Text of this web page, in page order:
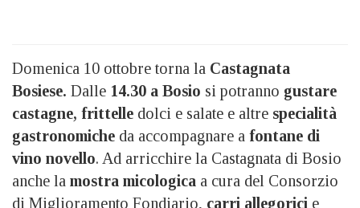
Domenica 10 ottobre torna la Castagnata
Bosiese. Dalle 14.30 a Bosio si potranno gustare
castagne, frittelle dolci e salate e altre specialità
gastronomiche da accompagnare a fontane di
vino novello. Ad arricchire la Castagnata di Bosio
anche la mostra micologica a cura del Consorzio
di Miglioramento Fondiario, carri allegorici e